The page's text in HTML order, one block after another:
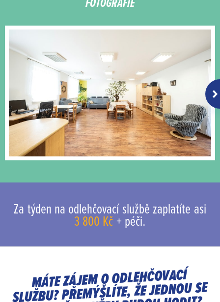
Za týden na odlehčovací službě zaplatíte asi
3 800 Kč+ péči.
MÁTE ZÁJEM O ODLEHČOVACÍ
SLUŽBU? PŘEMÝŠLÍTE, ŽE JEDNOU SE